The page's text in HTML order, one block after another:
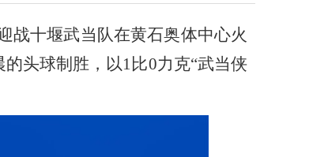
战十堰武当队在黄石奥体中心火
头球制胜，以1比0力克“武当侠